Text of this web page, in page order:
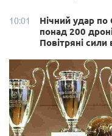
10:01
Нічний удар по
понад 200
Повітряні